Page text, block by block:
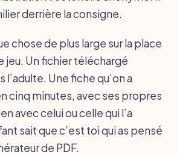
derrière la consigne.
chose de plus large sur la place
jeu. Un fichier téléchargé
Une fiche qu’on a
cinq minutes, avec ses propres
avec celui ou celle qui l’a
sait que c’est toi qui as pensé
de PDF.